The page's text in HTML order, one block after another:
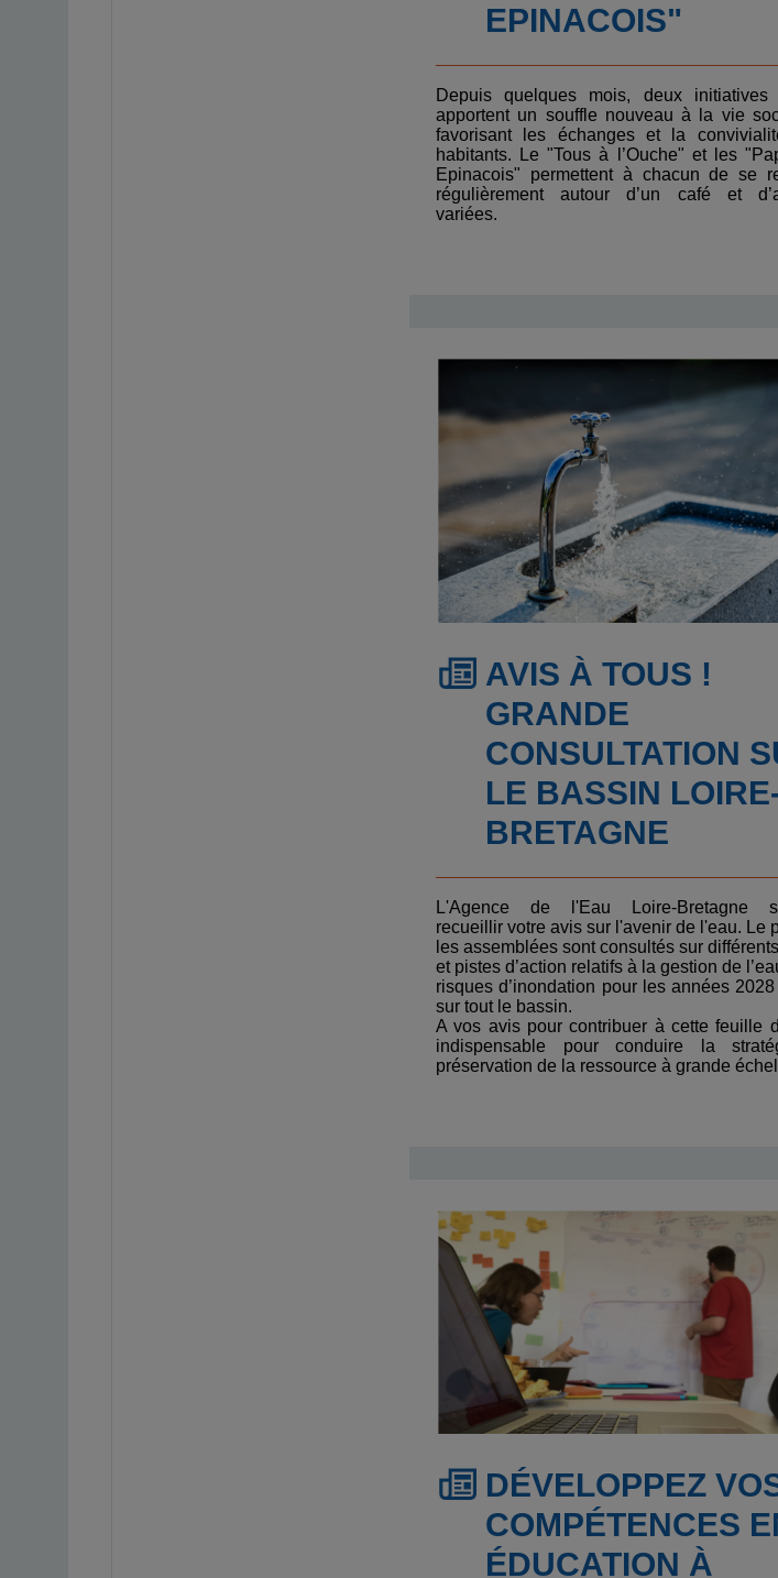
EPINACOIS"
Depuis quelques mois, deux initiatives
apportent un souffle nouveau à la vie
favorisant les échanges et la
habitants. Le "Tous à l’Ouche" et les
Epinacois" permettent à chacun de se
régulièrement autour d’un café et
variées.
AVIS À TOUS !
GRANDE
CONSULTATION
LE BASSIN
BRETAGNE
L'Agence de l'Eau Loire-Bretagne
recueillir votre avis sur l'avenir de l'eau. Le
les assemblées sont consultés sur
et pistes d’action relatifs à la gestion de
risques d’inondation pour les années
sur tout le bassin.
A vos avis pour contribuer à cette feuille
indispensable pour conduire la
préservation de la ressource à grande
DÉVELOPPEZ
COMPÉTENCES
ÉDUCATION À